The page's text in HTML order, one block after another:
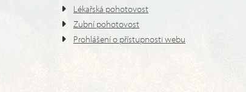
Lékařská pohotovost
Zubní pohotovost
Prohlášení o přístupnosti webu